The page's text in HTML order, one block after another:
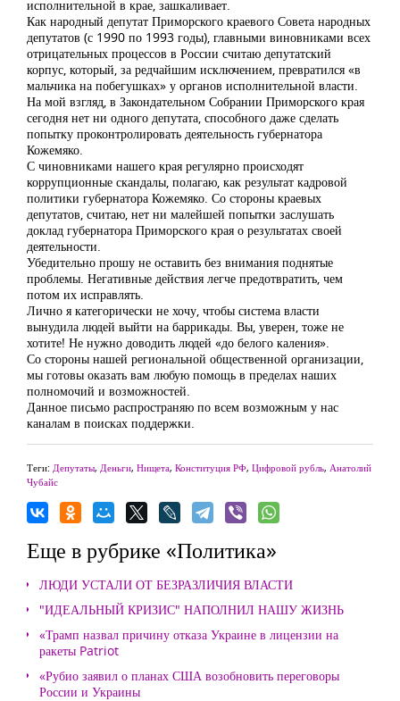
исполнительной в крае, зашкаливает.
Как народный депутат Приморского краевого Совета народных
депутатов (с 1990 по 1993 годы), главными виновниками всех
отрицательных процессов в России считаю депутатский
корпус, который, за редчайшим исключением, превратился «в
мальчика на побегушках» у органов исполнительной власти.
На мой взгляд, в Закондательном Собрании Приморского края
сегодня нет ни одного депутата, способного даже сделать
попытку проконтролировать деятельность губернатора
Кожемяко.
С чиновниками нашего края регулярно происходят
коррупционные скандалы, полагаю, как результат кадровой
политики губернатора Кожемяко. Со стороны краевых
депутатов, считаю, нет ни малейшей попытки заслушать
доклад губернатора Приморского края о результатах своей
деятельности.
Убедительно прошу не оставить без внимания поднятые
проблемы. Негативные действия легче предотвратить, чем
потом их исправлять.
Лично я категорически не хочу, чтобы система власти
вынудила людей выйти на баррикады. Вы, уверен, тоже не
хотите! Не нужно доводить людей «до белого каления».
Со стороны нашей региональной общественной организации,
мы готовы оказать вам любую помощь в пределах наших
полномочий и возможностей.
Данное письмо распространяю по всем возможным у нас
каналам в поисках поддержки.
Теги: Депутаты, Деньги, Нищета, Конституция РФ, Цифровой рубль, Анатолий
Чубайс
Еще в рубрике «Политика»
ЛЮДИ УСТАЛИ ОТ БЕЗРАЗЛИЧИЯ ВЛАСТИ
"ИДЕАЛЬНЫЙ КРИЗИС" НАПОЛНИЛ НАШУ ЖИЗНЬ
«Трамп назвал причину отказа Украине в лицензии на
ракеты Patriot
«Рубио заявил о планах США возобновить переговоры
России и Украины